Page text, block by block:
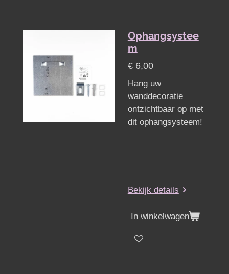
Ophangsystee
m
€ 6,00
Hang uw
wanddecoratie
ontzichtbaar op met
dit ophangsysteem!
Bekijk details
In winkelwagen